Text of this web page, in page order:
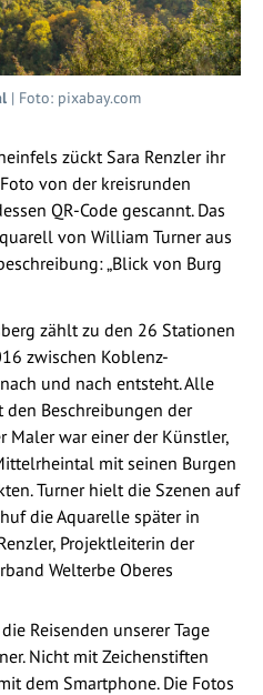
| Foto: pixabay.com
zückt Sara Renzler ihr
von der kreisrunden
QR-Code gescannt. Das
von William Turner aus
„Blick von Burg
zählt zu den 26 Stationen
zwischen Koblenz-
und nach entsteht. Alle
den Beschreibungen der
Maler war einer der Künstler,
mit seinen Burgen
Turner hielt die Szenen auf
die Aquarelle später in
Projektleiterin der
Welterbe Oberes
Reisenden unserer Tage
Nicht mit Zeichenstiften
dem Smartphone. Die Fotos